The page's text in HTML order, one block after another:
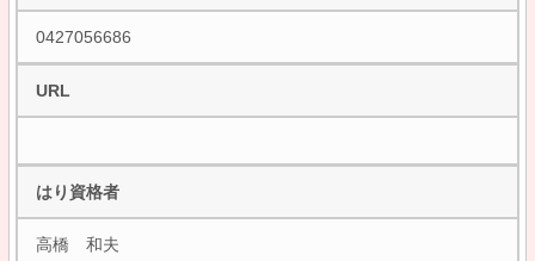
0427056686
URL
はり資格者
高橋 和夫